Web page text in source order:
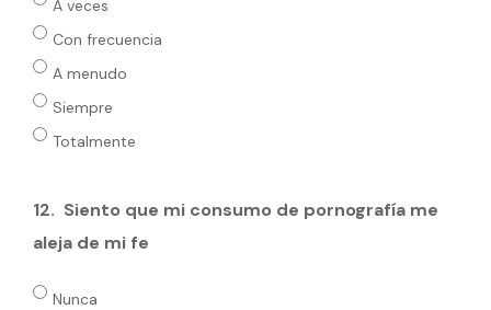
A veces
Con frecuencia
A menudo
Siempre
Totalmente
12. Siento que mi consumo de pornografía me
aleja de mi fe
Nunca